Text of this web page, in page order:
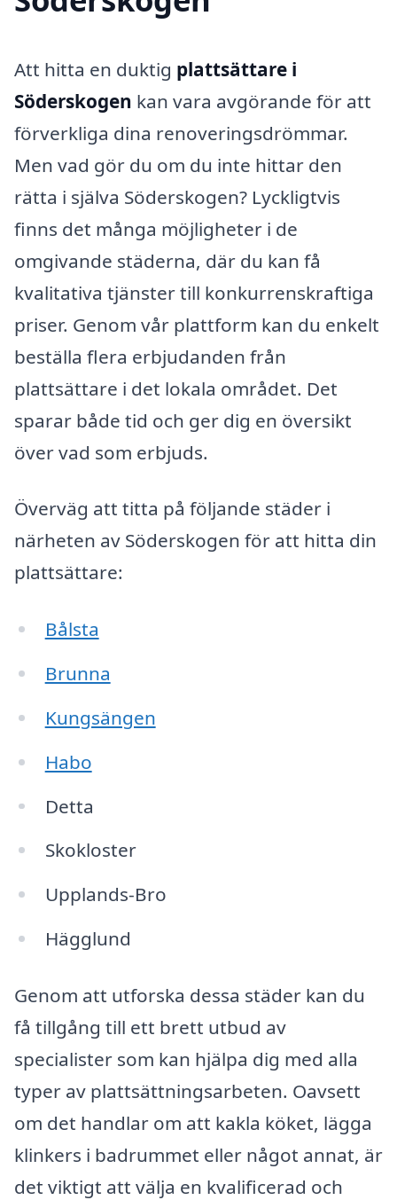
Att hitta en duktig plattsättare i
Söderskogen kan vara avgörande för att
förverkliga dina renoveringsdrömmar.
Men vad gör du om du inte hittar den
rätta i själva Söderskogen? Lyckligtvis
finns det många möjligheter i de
omgivande städerna, där du kan få
kvalitativa tjänster till konkurrenskraftiga
priser. Genom vår plattform kan du enkelt
beställa flera erbjudanden från
plattsättare i det lokala området. Det
sparar både tid och ger dig en översikt
över vad som erbjuds.
Överväg att titta på följande städer i
närheten av Söderskogen för att hitta din
plattsättare:
Bålsta
Brunna
Kungsängen
Habo
Detta
Skokloster
Upplands-Bro
Hägglund
Genom att utforska dessa städer kan du
få tillgång till ett brett utbud av
specialister som kan hjälpa dig med alla
typer av plattsättningsarbeten. Oavsett
om det handlar om att kakla köket, lägga
klinkers i badrummet eller något annat, är
det viktigt att välja en kvalificerad och